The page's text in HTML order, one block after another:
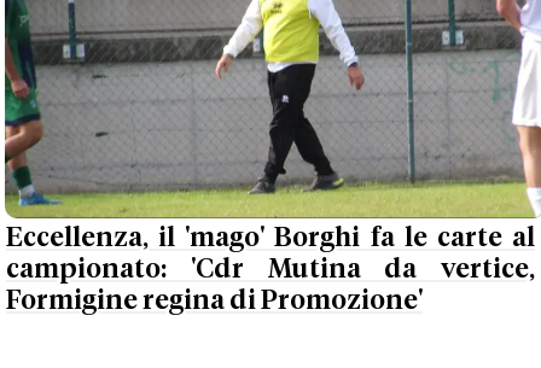
Eccellenza, il 'mago' Borghi fa le carte al
campionato: 'Cdr Mutina da vertice,
Formigine regina di Promozione'